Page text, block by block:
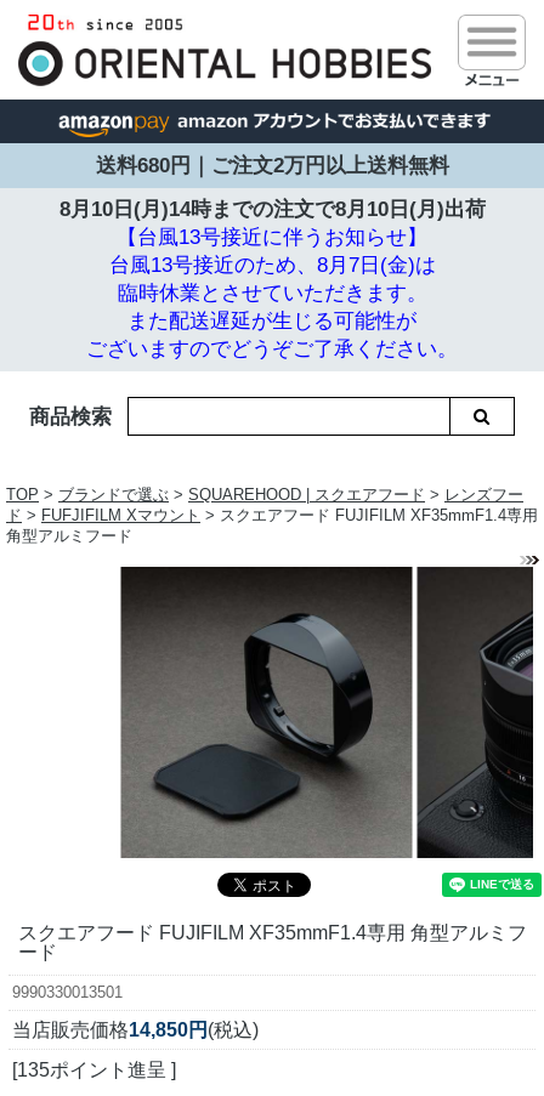
送料680円｜ご注文2万円以上送料無料
8月10日(月)14時までの注文で8月10日(月)出荷
【台風13号接近に伴うお知らせ】
台風13号接近のため、8月7日(金)は
臨時休業とさせていただきます。
また配送遅延が生じる可能性が
ございますのでどうぞご了承ください。
商品検索
TOP > ブランドで選ぶ > SQUAREHOOD | スクエアフード > レンズフー
ド > FUFJIFILM Xマウント > スクエアフード FUJIFILM XF35mmF1.4専用
角型アルミフード
スクエアフード FUJIFILM XF35mmF1.4専用 角型アルミフ
ード
9990330013501
当店販売価格14,850円 (税込)
[135ポイント進呈 ]